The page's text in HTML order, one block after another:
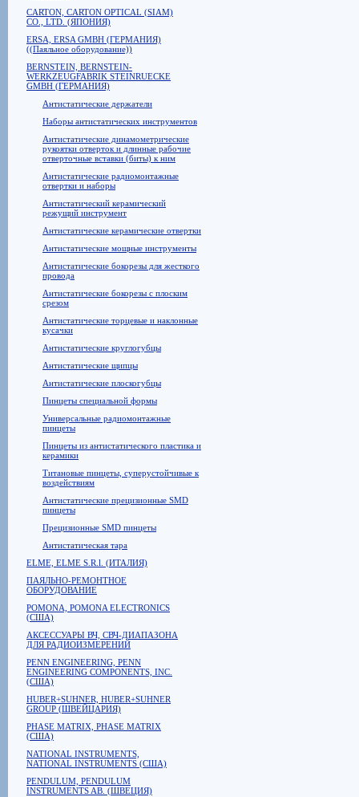
CARTON, CARTON OPTICAL (SIAM)
CO., LTD. (ЯПОНИЯ)
ERSA, ERSA GMBH (ГЕРМАНИЯ)
((Паяльное оборудование))
BERNSTEIN, BERNSTEIN-
WERKZEUGFABRIK STEINRUECKE
GMBH (ГЕРМАНИЯ)
Антистатические держатели
Наборы антистатических инструментов
Антистатические динамометрические
рукоятки отверток и длинные рабочие
отверточные вставки (биты) к ним
Антистатические радиомонтажные
отвертки и наборы
Антистатический керамический
режущий инструмент
Антистатические керамические отвертки
Антистатические мощные инструменты
Антистатические бокорезы для жесткого
провода
Антистатические бокорезы с плоским
срезом
Антистатические торцевые и наклонные
кусачки
Антистатические круглогубцы
Антистатические щипцы
Антистатические плоскогубцы
Пинцеты специальной формы
Универсальные радиомонтажные
пинцеты
Пинцеты из антистатического пластика и
керамики
Титановые пинцеты, суперустойчивые к
воздействиям
Антистатические прецизионные SMD
пинцеты
Прецизионные SMD пинцеты
Антистатическая тара
ELME, ELME S.R.l. (ИТАЛИЯ)
ПАЯЛЬНО-РЕМОНТНОЕ
ОБОРУДОВАНИЕ
POMONA, POMONA ELECTRONICS
(США)
АКСЕССУАРЫ ВЧ, СВЧ-ДИАПАЗОНА
ДЛЯ РАДИОИЗМЕРЕНИЙ
PENN ENGINEERING, PENN
ENGINEERING COMPONENTS, INC.
(США)
HUBER+SUHNER, HUBER+SUHNER
GROUP (ШВЕЙЦАРИЯ)
PHASE MATRIX, PHASE MATRIX
(США)
NATIONAL INSTRUMENTS,
NATIONAL INSTRUMENTS (США)
PENDULUM, PENDULUM
INSTRUMENTS AB. (ШВЕЦИЯ)